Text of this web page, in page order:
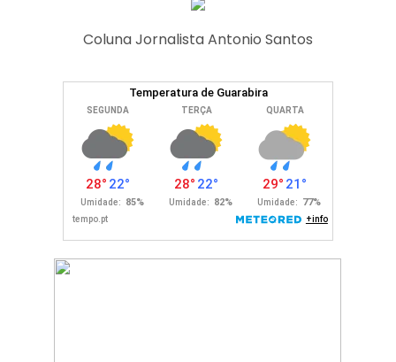
Coluna Jornalista Antonio Santos